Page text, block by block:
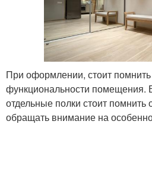
При оформлении, стоит помнить
функциональности
отдельные полки стоит помнить
обращать внимание на